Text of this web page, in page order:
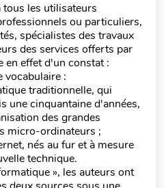
tous les utilisateurs
ou particuliers,
spécialistes des travaux
des services offerts par
en effet d'un constat :
vocabulaire :
traditionnelle, qui
une cinquantaine d'années,
des grandes
micro-ordinateurs ;
nés au fur et à mesure
technique.
», les auteurs ont